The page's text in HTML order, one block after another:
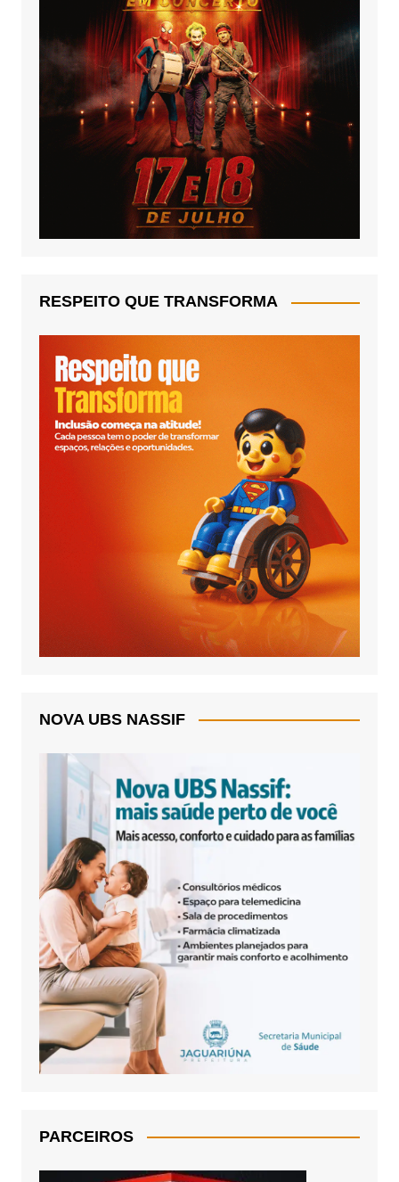
RESPEITO QUE TRANSFORMA
NOVA UBS NASSIF
PARCEIROS